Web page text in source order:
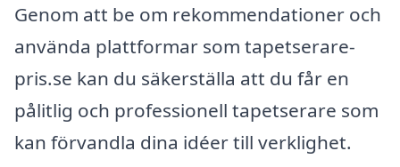
Genom att be om rekommendationer och
använda plattformar som tapetserare-
pris.se kan du säkerställa att du får en
pålitlig och professionell tapetserare som
kan förvandla dina idéer till verklighet.